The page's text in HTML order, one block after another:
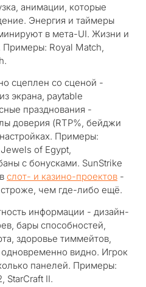
анимации, которые
Энергия и таймеры
в мета-UI. Жизни и
Примеры: Royal Match,
сцеплен со сценой -
экрана, paytable
празднования -
доверия (RTP%, бейджи
Примеры:
of Egypt,
с бонусками. SunStrike
слот- и казино-проектов -
чем где-либо ещё.
информации - дизайн-
бары способностей,
здоровье тиммейтов,
видно. Игрок
панелей. Примеры:
StarCraft II.